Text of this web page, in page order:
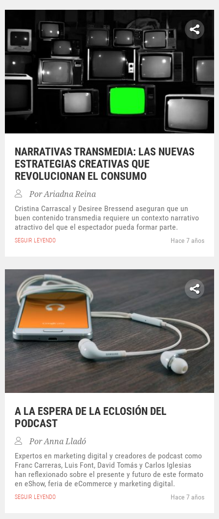
NARRATIVAS TRANSMEDIA: LAS NUEVAS
ESTRATEGIAS CREATIVAS QUE
REVOLUCIONAN EL CONSUMO
PorAriadna Reina
Cristina Carrascal y Desiree Bressend aseguran que un
buen contenido transmedia requiere un contexto narrativo
atractivo del que el espectador pueda formar parte.
SEGUIR LEYENDO Hace 7 años
A LA ESPERA DE LA ECLOSIÓN DEL
PODCAST
PorAnna Lladó
Expertos en marketing digital y creadores de podcast como
Franc Carreras, Luis Font, David Tomás y Carlos Iglesias
han reflexionado sobre el presente y futuro de este formato
en eShow, feria de eCommerce y marketing digital.
SEGUIR LEYENDO Hace 7 años